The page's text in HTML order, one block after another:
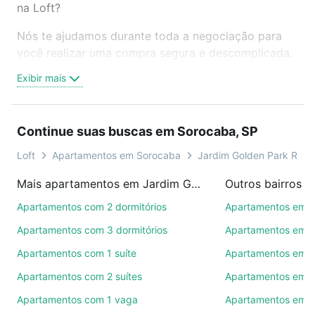
na Loft?
Nós te ajudamos durante toda a negociação para
você realizar uma compra segura e descomplicada.
trabalho e do metrô, aqui você vai encontrar a
oferta ideal de Apartamentos com 1 vaga à venda
para conquistar seu sonho. Agende uma visita
presencial ou por videochamada, é grátis, sem
mil corretores e imobiliárias te ajudando na compra,
venda ou troca de imóveis.
Como escolher um imóvel?
Use barra de busca no topo para pesquisar por
ruas, bairros e até condomínios favoritos. Você
também pode usar os filtros como quantidade de
Exibir mais
Continue suas buscas em Sorocaba, SP
Loft Apartamentos em Sorocaba Jardim Golden Park
Mais apartamentos em Jardim Golden Park Residence II
Apartamentos com 2 dormitórios
Apartamentos com 3 dormitórios
Apartamentos com 1 suíte
Apartamentos com 2 suítes
Apartamentos com 1 vaga
Outros bairros
Apartamentos em
Apartamentos em
Apartamentos em
Apartamentos em
Apartamentos em